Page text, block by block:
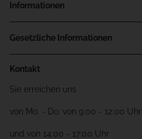
Informationen
Gesetzliche Informationen
Kontakt
Sie erreichen uns
von Mo. - Do. von 9:00 - 12:00 Uhr
und von 14:00 - 17:00 Uhr